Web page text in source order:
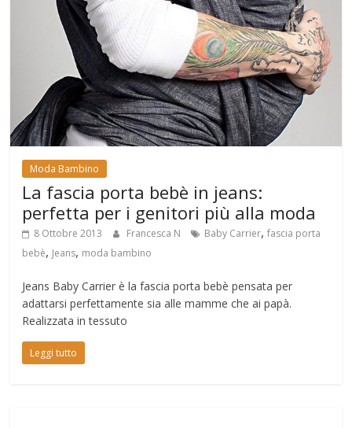
Moda Bambino
La fascia porta bebè in jeans:
perfetta per i genitori più alla moda
8 Ottobre 2013 Francesca N Baby Carrier,fascia porta
bebè, Jeans, moda bambino
Jeans Baby Carrier è la fascia porta bebè pensata per
adattarsi perfettamente sia alle mamme che ai papà.
Realizzata in tessuto
Leggi tutto